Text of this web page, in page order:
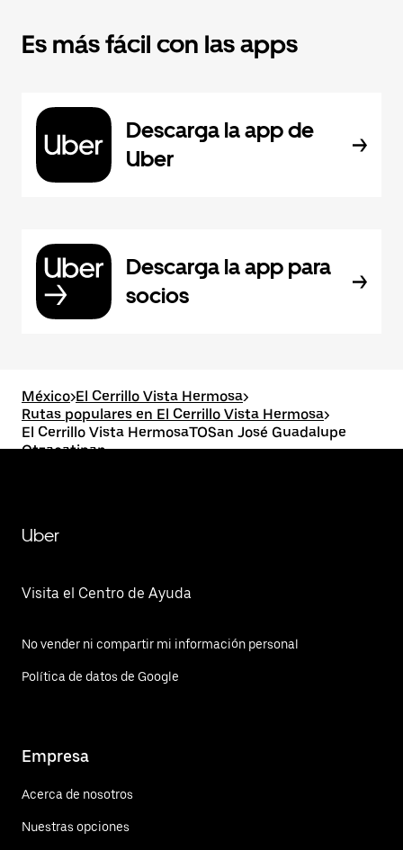
Es más fácil con las apps
Descarga la app de
Uber
Descarga la app para
socios
México>El Cerrillo Vista Hermosa>
Rutas populares en El Cerrillo Vista Hermosa>
El Cerrillo Vista HermosaTOSan José Guadalupe
Otzacatipan
Uber
Visita el Centro de Ayuda
No vender ni compartir mi información personal
Política de datos de Google
Empresa
Acerca de nosotros
Nuestras opciones